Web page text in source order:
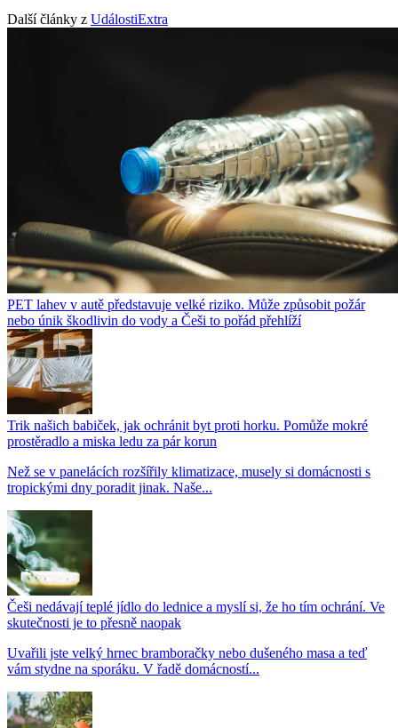
Další články z UdálostiExtra
PET lahev v autě představuje velké riziko. Může způsobit požár
nebo únik škodlivin do vody a Češi to pořád přehlíží
Trik našich babiček, jak ochránit byt proti horku. Pomůže mokré
prostěradlo a miska ledu za pár korun
Než se v panelácích rozšířily klimatizace, musely si domácnosti s
tropickými dny poradit jinak. Naše...
Češi nedávají teplé jídlo do lednice a myslí si, že ho tím ochrání. Ve
skutečnosti je to přesně naopak
Uvařili jste velký hrnec bramboračky nebo dušeného masa a teď
vám stydne na sporáku. V řadě domácností...